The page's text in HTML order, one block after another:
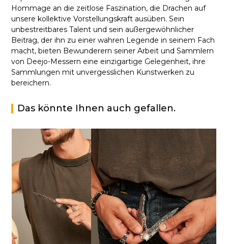
Hommage an die zeitlose Faszination, die Drachen auf
unsere kollektive Vorstellungskraft ausüben. Sein
unbestreitbares Talent und sein außergewöhnlicher
Beitrag, der ihn zu einer wahren Legende in seinem Fach
macht, bieten Bewunderern seiner Arbeit und Sammlern
von Deejo-Messern eine einzigartige Gelegenheit, ihre
Sammlungen mit unvergesslichen Kunstwerken zu
bereichern.
Das könnte Ihnen auch gefallen.